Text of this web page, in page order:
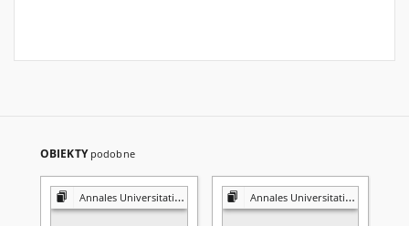
OBIEKTY podobne
Annales Universitatis Mariae Curie-Skłodowska. Sectio A, Mathematica Annales Universitatis Mariae Curie-Skłodowska. Sectio A, Mathematica